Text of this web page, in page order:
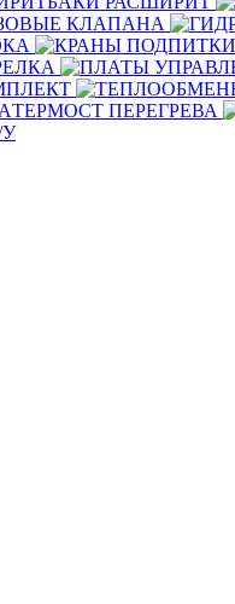
КЛАПАНА
ТЕРМОСТ ПЕРЕГРЕВА
У